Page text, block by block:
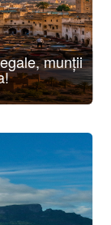
munții